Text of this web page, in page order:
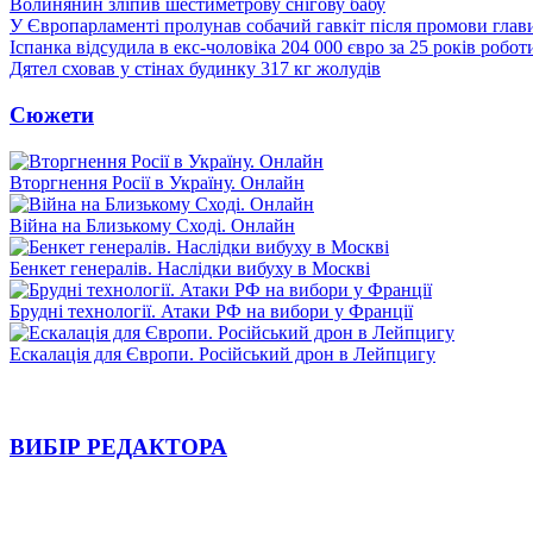
Волинянин зліпив шестиметрову снігову бабу
У Європарламенті пролунав собачий гавкіт після промови
Іспанка відсудила в екс-чоловіка 204 000 євро за 25 років
Дятел сховав у стінах будинку 317 кг жолудів
Сюжети
Вторгнення Росії в Україну. Онлайн
Війна на Близькому Сході. Онлайн
Бенкет генералів. Наслідки вибуху в Москві
Брудні технології. Атаки РФ на вибори у Франції
Ескалація для Європи. Російський дрон в Лейпцигу
ВИБІР РЕДАКТОРА